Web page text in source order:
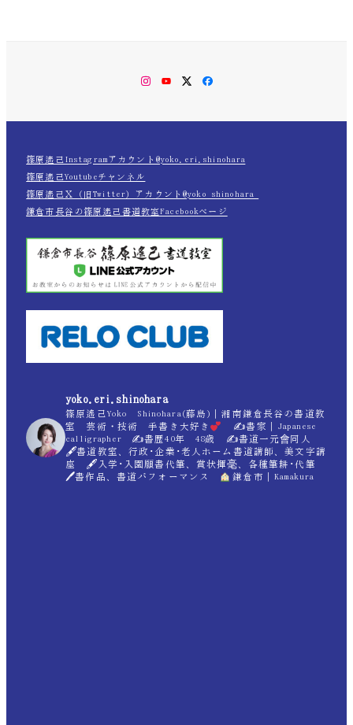
Instagram
YouTubeTwitterFacebook
篠原遙己Instagramアカウント@yoko.eri.shinohara
篠原遙己Youtubeチャンネル
篠原遙己Ｘ（旧Twitter）アカウント@yoko_shinohara_
鎌倉市長谷の篠原遙己書道教室Facebookページ
yoko.eri.shinohara
篠原遙己Yoko Shinohara(藤島)｜湘南鎌倉長谷の書道教
室 芸術・技術 手書き大好き
✍書家｜Japanese
calligrapher ✍書歴40年 48歳 ✍書道一元會同人
🖋書道教室、行政･企業･老人ホーム書道講師、美文字講
座 🖋入学･入園願書代筆、賞状揮毫、各種筆耕･代筆
🖊書作品、書道パフォーマンス
鎌倉市｜Kamakura